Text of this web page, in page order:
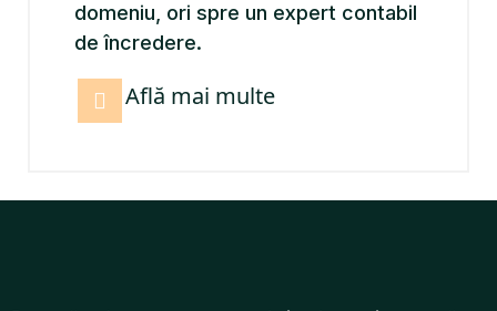
domeniu, ori spre un expert contabil
de încredere.
Află mai multe